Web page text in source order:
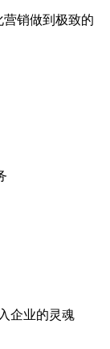
销做到极致的
企业的灵魂